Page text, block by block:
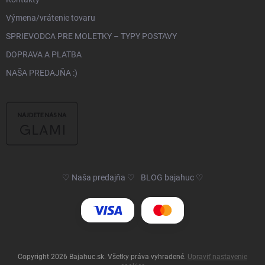
Výmena/vrátenie tovaru
SPRIEVODCA PRE MOLETKY – TYPY POSTAVY
DOPRAVA A PLATBA
NAŠA PREDAJŇA :)
♡ Naša predajňa ♡ BLOG bajahuc ♡
Copyright 2026 Bajahuc.sk . Všetky práva vyhradené. Upraviť nastavenie